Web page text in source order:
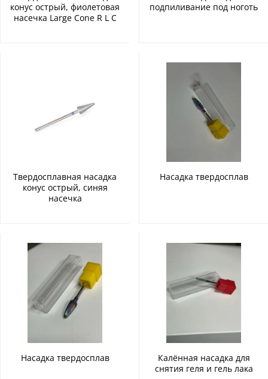
конус острый, фиолетовая
насечка Large Cone R L C
подпиливание под ноготь
Твердосплавная насадка
конус острый, синяя
насечка
Насадка твердосплав
Насадка твердосплав
Калённая насадка для
снятия геля и гель лака